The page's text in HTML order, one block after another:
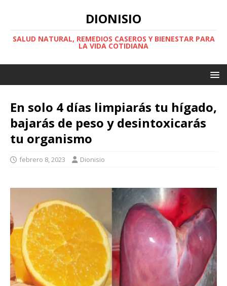
DIONISIO
SALUD NATURAL, REMEDIOS CASEROS Y BIENESTAR PARA
LA VIDA COTIDIANA
En solo 4 días limpiarás tu hígado,
bajarás de peso y desintoxicarás
tu organismo
febrero 8, 2023 Dionisio